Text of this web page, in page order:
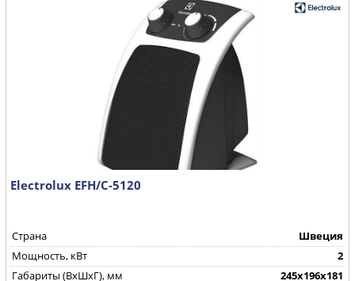
Electrolux EFH/C-5120
Страна
Швеция
Мощность, кВт
2
Габариты (ВхШхГ), мм
245x196x181